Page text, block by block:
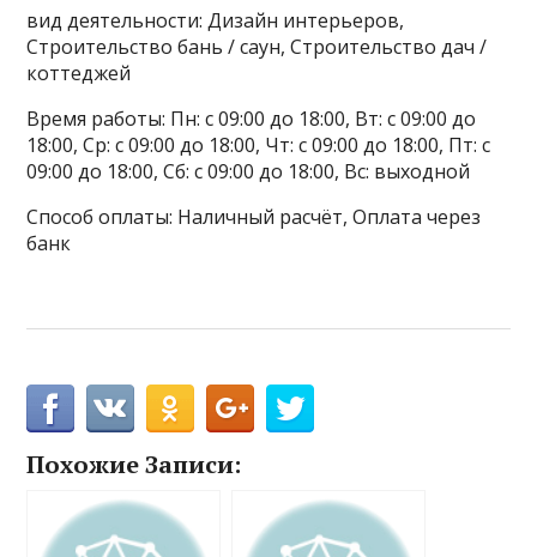
вид деятельности: Дизайн интерьеров,
Строительство бань / саун, Строительство дач /
коттеджей
Время работы: Пн: с 09:00 до 18:00, Вт: с 09:00 до
18:00, Ср: с 09:00 до 18:00, Чт: с 09:00 до 18:00, Пт: с
09:00 до 18:00, Сб: с 09:00 до 18:00, Вс: выходной
Способ оплаты: Наличный расчёт, Оплата через
банк
Похожие Записи: